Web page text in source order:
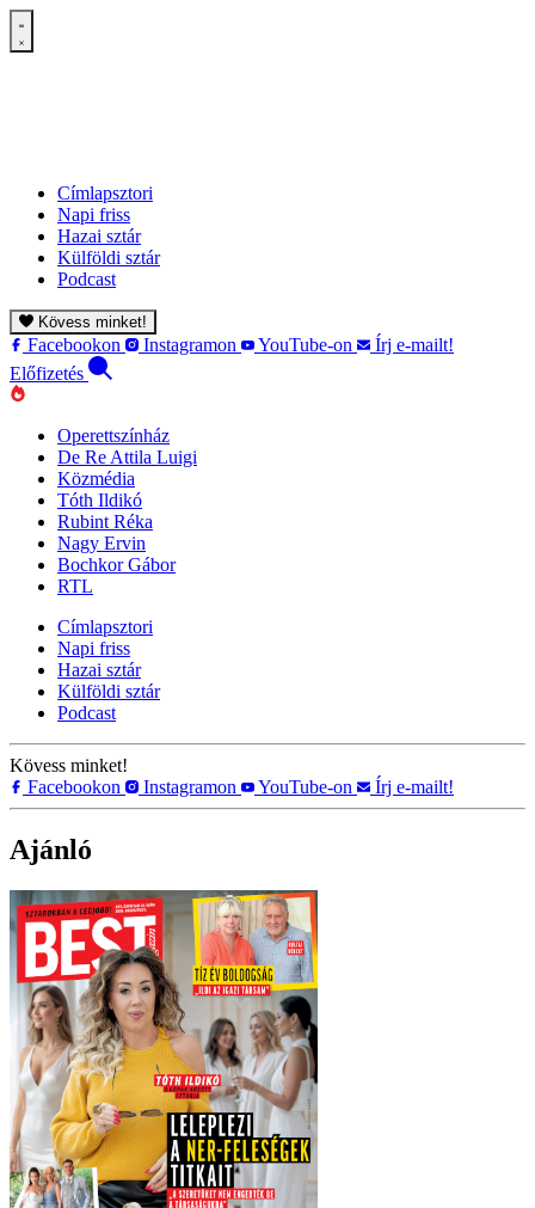
Címlapsztori
Napi friss
Hazai sztár
Külföldi sztár
Podcast
Kövess minket!
Facebookon Instagramon YouTube-on
Írj e-mailt!
Előfizetés
Operettszínház
De Re Attila Luigi
Közmédia
Tóth Ildikó
Rubint Réka
Nagy Ervin
Bochkor Gábor
RTL
Címlapsztori
Napi friss
Hazai sztár
Külföldi sztár
Podcast
Kövess minket!
Facebookon
Instagramon YouTube-on Írj e-mailt!
Ajánló